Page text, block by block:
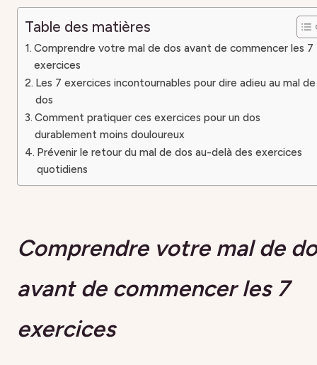
Table des matières
Comprendre votre mal de dos avant de commencer les 7
exercices
Les 7 exercices incontournables pour dire adieu au mal de
dos
Comment pratiquer ces exercices pour un dos
durablement moins douloureux
Prévenir le retour du mal de dos au-delà des exercices
quotidiens
Comprendre votre mal de
avant de commencer les 7
exercices